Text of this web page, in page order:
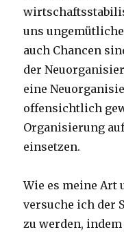
uns
auch Chancen
der
eine
offensichtlich
Organisierung
einsetzen.
Wie es meine Art
versuche ich der
zu werden,